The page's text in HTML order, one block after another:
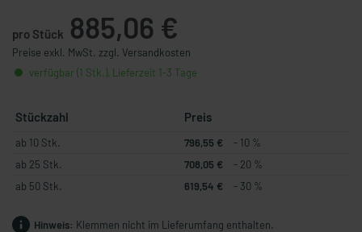
pro Stück 885,06 €
Preise exkl. MwSt. zzgl. Versandkosten
verfügbar (1 Stk.), Lieferzeit 1-3 Tage
Stückzahl Preis
ab 10 Stk. 796,55 €
- 10 %
ab 25 Stk.
708,05 €
- 20 %
ab 50 Stk.
619,54 € - 30 %
Hinweis: Klemmen nicht im Lieferumfang enthalten.